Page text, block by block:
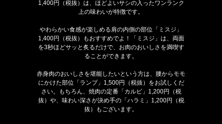
1,400円（税抜）は、ほどよいサシの入ったワンランク
上の味わいが特徴です。
やわらかい食感が楽しめる肩の内側の部位「ミスジ」
1,400円（税抜）もおすすめでよ！「ミスジ」は、両面
を3秒ほどサッと炙るだけで、お肉のおいしさを満喫す
ることができます。
赤身肉のおいしさを堪能したいという方は、腰からモモ
にかけた部位「ランプ」1,500円（税抜）をお試しくだ
さい。もちろん、焼肉の定番「カルビ」1,200円（税
抜）や、味わい深さが決め手の「ハラミ」1,200円（税
抜）もございます。